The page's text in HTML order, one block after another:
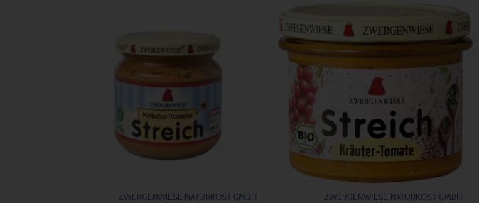
ZWERGENWIESE NATURKOST GMBH
ZWERGENWIESE NATURKOST GMBH